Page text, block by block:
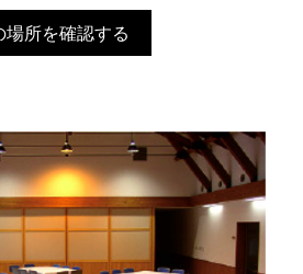
所を確認する